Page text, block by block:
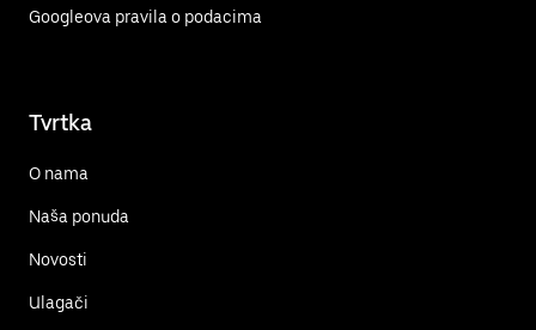
Googleova pravila o podacima
Tvrtka
O nama
Naša ponuda
Novosti
Ulagači